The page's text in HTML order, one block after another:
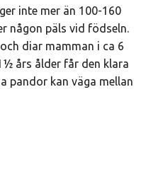
inte mer än 100-160
någon päls vid födseln.
diar mamman i ca 6
års ålder får den klara
pandor kan väga mellan